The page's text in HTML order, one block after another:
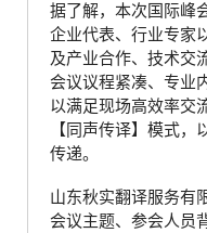
据了解，本次国际峰
企业代表、行业专家
及产业合作、技术交
会议议程紧凑、专业
以满足现场高效率交
【同声传译】模式
传递。
山东秋实翻译服务有
会议主题、参会人员